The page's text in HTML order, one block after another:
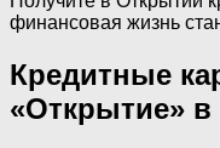
финансовая жизнь
Кредитные
«Открытие»